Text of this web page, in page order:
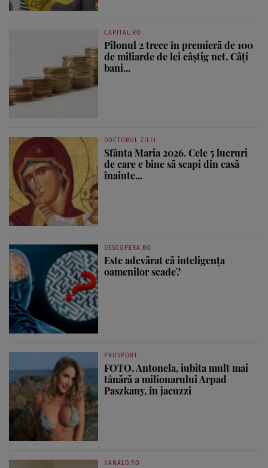
CAPITAL.RO
Pilonul 2 trece în premieră de 100
de miliarde de lei câștig net. Câți
bani...
DOCTORUL ZILEI
Sfânta Maria 2026. Cele 5 lucruri
de care e bine să scapi din casă
înainte...
DESCOPERA.RO
Este adevărat că inteligența
oamenilor scade?
PROSPORT
FOTO. Antonela, iubita mult mai
tânără a milionarului Arpad
Paszkany, în jacuzzi
KANALD.RO